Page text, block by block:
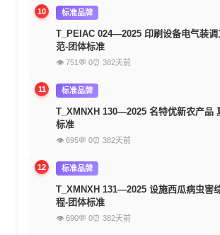
10 标准品牌
T_PEIAC 024—2025 印刷设备电气装调
范-团体标准
👁 751 💬 0⏰ 382天前
11 标准品牌
T_XMNXH 130—2025 名特优新农产品
标准
👁 695💬 0⏰ 382天前
12 标准品牌
T_XMNXH 131—2025 设施西瓜病虫害
程-团体标准
👁 690💬 0⏰ 382天前